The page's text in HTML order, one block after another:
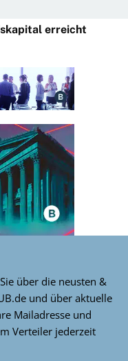
erreicht
über die neusten &
und über aktuelle
Mailadresse und
Verteiler jederzeit